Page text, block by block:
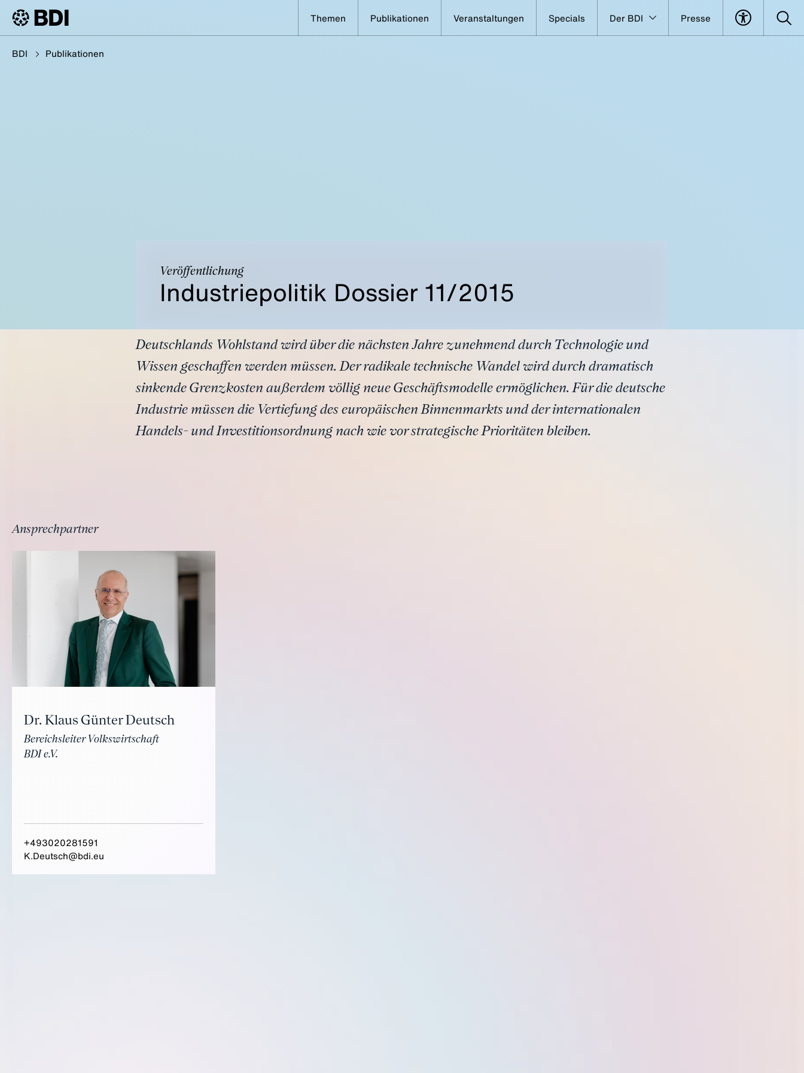
Themen Publikationen Veranstaltungen Specials Der BDI Presse
BDI Publikationen
Veröffentlichung
Industriepolitik Dossier 11/2015
Deutschlands Wohlstand wird über die nächsten Jahre zunehmend durch Technologie und
Wissen geschaffen werden müssen. Der radikale technische Wandel wird durch dramatisch
sinkende Grenzkosten außerdem völlig neue Geschäftsmodelle ermöglichen. Für die deutsche
Industrie müssen die Vertiefung des europäischen Binnenmarkts und der internationalen
Handels- und Investitionsordnung nach wie vor strategische Prioritäten bleiben.
Ansprechpartner
Dr. Klaus Günter Deutsch
Bereichsleiter Volkswirtschaft
BDI e.V.
+493020281591
K.Deutsch@bdi.eu